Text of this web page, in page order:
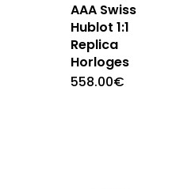
AAA Swiss
Hublot 1:1
Replica
Horloges
558.00€